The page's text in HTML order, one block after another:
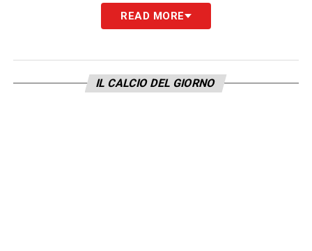
Sport e La Gazzetta dello
rappresentano i principali quotidiani
READ MORE
IL CALCIO DEL GIORNO